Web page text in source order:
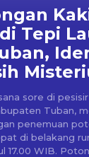
Tepi
sore di
Tuban,
penemuan
di belakang
tubuh yang